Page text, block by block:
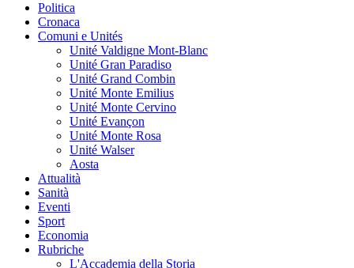
Politica
Cronaca
Comuni e Unités
Unité Valdigne Mont-Blanc
Unité Gran Paradiso
Unité Grand Combin
Unité Monte Emilius
Unité Monte Cervino
Unité Evançon
Unité Monte Rosa
Unité Walser
Aosta
Attualità
Sanità
Eventi
Sport
Economia
Rubriche
L'Accademia della Storia